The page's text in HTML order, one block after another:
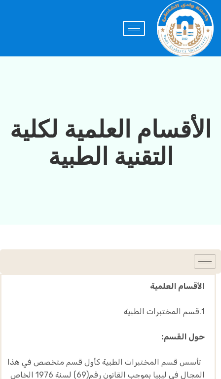
الأقسام العلمية لكلية
التقنية الطبية
الأقسام العلمية
1.قسم المختبرات الطبية
حول القسم:
تأسس قسم المختبرات الطبية كأول قسم متخصص في هذا
المجال في ليبيا بموجب القانون رقم(69) لسنة 1976 الخاص